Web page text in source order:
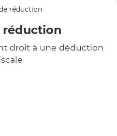
réduction
droit à une déduction